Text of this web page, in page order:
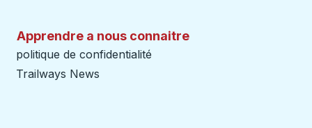
Apprendre a nous connaitre
politique de confidentialité
Trailways News